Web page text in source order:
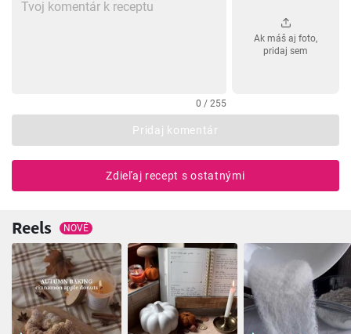
0 / 255
Ak máš aj foto,
pridaj sem
Pridaj komentár
Zdieľaj recept s ostatnými
Reels NOVÉ